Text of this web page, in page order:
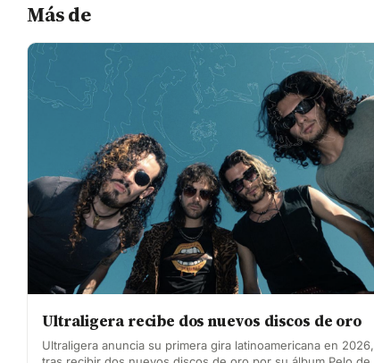
Más de
Ultraligera recibe dos nuevos discos de oro
Ultraligera anuncia su primera gira latinoamericana en 2026,